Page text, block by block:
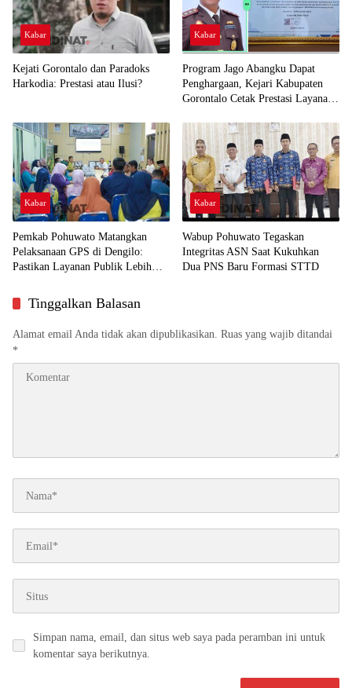
Kabar
Kejati Gorontalo dan Paradoks
Harkodia: Prestasi atau Ilusi?
Kabar
Program Jago Abangku Dapat
Penghargaan, Kejari Kabupaten
Gorontalo Cetak Prestasi Layanan
Kabar
Pemkab Pohuwato Matangkan
Pelaksanaan GPS di Dengilo:
Pastikan Layanan Publik Lebih
Kabar
Wabup Pohuwato Tegaskan
Integritas ASN Saat Kukuhkan
Dua PNS Baru Formasi STTD
Tinggalkan Balasan
Alamat email Anda tidak akan dipublikasikan. Ruas yang wajib ditandai
*
Simpan nama, email, dan situs web saya pada peramban ini untuk
komentar saya berikutnya.